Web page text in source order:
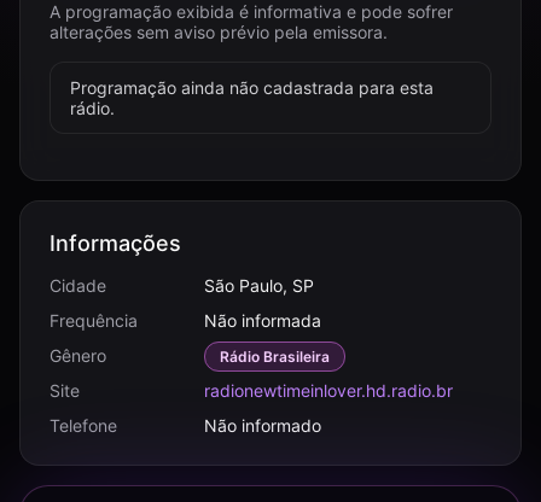
A programação exibida é informativa e pode sofrer
alterações sem aviso prévio pela emissora.
Programação ainda não cadastrada para esta
rádio.
Informações
Cidade
São Paulo, SP
Frequência
Não informada
Gênero
Rádio Brasileira
Site
radionewtimeinlover.hd.radio.br
Telefone
Não informado